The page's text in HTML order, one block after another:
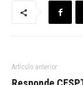
Artículo anterior